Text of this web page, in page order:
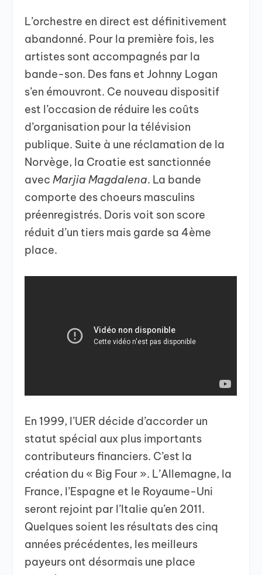
L’orchestre en direct est définitivement
abandonné. Pour la première fois, les
artistes sont accompagnés par la
bande-son. Des fans et Johnny Logan
s’en émouvront. Ce nouveau dispositif
est l’occasion de réduire les coûts
d’organisation pour la télévision
publique. Suite à une réclamation de la
Norvège, la Croatie est sanctionnée
avecMarjia Magdalena. La bande
comporte des choeurs masculins
préenregistrés. Doris voit son score
réduit d’un tiers mais garde sa 4ème
place.
En 1999, l’UER décide d’accorder un
statut spécial aux plus importants
contributeurs financiers. C’est la
création du « Big Four ». L’Allemagne, la
France, l’Espagne et le Royaume-Uni
seront rejoint par l’Italie qu’en 2011.
Quelques soient les résultats des cinq
années précédentes, les meilleurs
payeurs ont désormais une place